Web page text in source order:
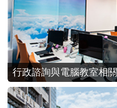
行政諮詢與電腦教室相